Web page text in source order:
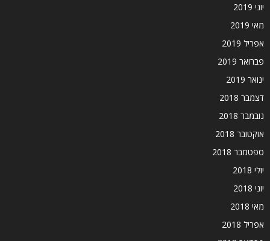
יוני 2019
מאי 2019
אפריל 2019
פברואר 2019
ינואר 2019
דצמבר 2018
נובמבר 2018
אוקטובר 2018
ספטמבר 2018
יולי 2018
יוני 2018
מאי 2018
אפריל 2018